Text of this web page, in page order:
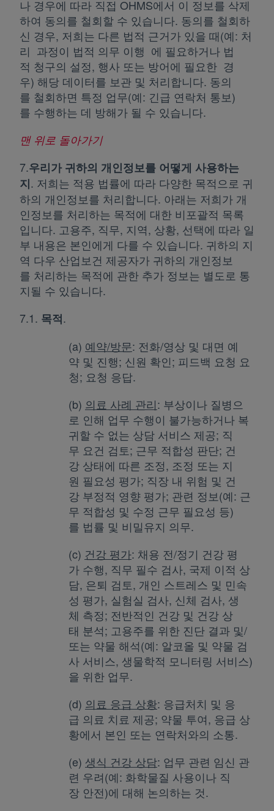
나 경우에 따라 직접 OHMS에서 이 정보를 삭제
하여 동의를 철회할 수 있습니다. 동의를 철회하
신 경우, 저희는 다른 법적 근거가 있을 때(예: 처
리 과정이 법적 의무 이행 에 필요하거나 법
적 청구의 설정, 행사 또는 방어에 필요한 경
우) 해당 데이터를 보관 및 처리합니다. 동의
를 철회하면 특정 업무(예: 긴급 연락처 통보)
를 수행하는 데 방해가 될 수 있습니다.
맨 위로 돌아가기
7.우리가 귀하의 개인정보를 어떻게 사용하는
지. 저희는 적용 법률에 따라 다양한 목적으로 귀
하의 개인정보를 처리합니다. 아래는 저희가 개
인정보를 처리하는 목적에 대한 비포괄적 목록
입니다. 고용주, 직무, 지역, 상황, 선택에 따라 일
부 내용은 본인에게 다를 수 있습니다. 귀하의 지
역 다우 산업보건 제공자가 귀하의 개인정보
를 처리하는 목적에 관한 추가 정보는 별도로 통
지될 수 있습니다.
7.1. 목적.
(a) 예약/방문: 전화/영상 및 대면 예
약 및 진행; 신원 확인; 피드백 요청 요
청; 요청 응답.
(b) 의료 사례 관리: 부상이나 질병으
로 인해 업무 수행이 불가능하거나 복
귀할 수 없는 상담 서비스 제공; 직
무 요건 검토; 근무 적합성 판단; 건
강 상태에 따른 조정, 조정 또는 지
원 필요성 평가; 직장 내 위험 및 건
강 부정적 영향 평가; 관련 정보(예: 근
무 적합성 및 수정 근무 필요성 등)
를 법률 및 비밀유지 의무.
(c) 건강 평가: 채용 전/정기 건강 평
가 수행, 직무 필수 검사, 국제 이적 상
담, 은퇴 검토, 개인 스트레스 및 민속
성 평가, 실험실 검사, 신체 검사, 생
체 측정; 전반적인 건강 및 건강 상
태 분석; 고용주를 위한 진단 결과 및/
또는 약물 해석(예: 알코올 및 약물 검
사 서비스, 생물학적 모니터링 서비스)
을 위한 업무.
(d) 의료 응급 상황: 응급처치 및 응
급 의료 치료 제공; 약물 투여, 응급 상
황에서 본인 또는 연락처와의 소통.
(e) 생식 건강 상담: 업무 관련 임신 관
련 우려(예: 화학물질 사용이나 직
장 안전)에 대해 논의하는 것.